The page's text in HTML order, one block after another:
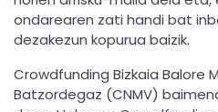
ondarearen zati handi bat
dezakezun kopurua baizik.
Crowdfunding Bizkaia Balore
Batzordegaz (CNMV)